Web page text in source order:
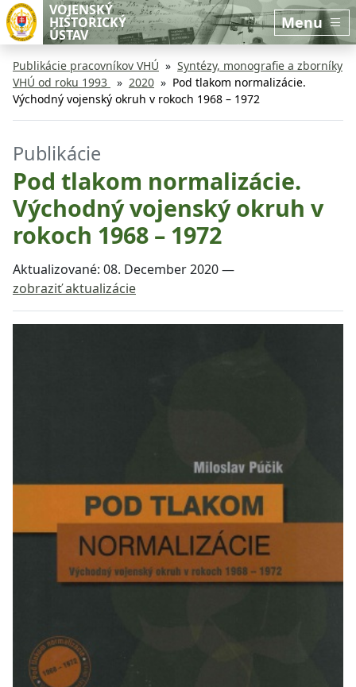
Preskočiť na hlavný obsah
Preskočiť na bočnú lištu
VOJENSKÝ
HISTORICKÝ
ÚSTAV
Menu
Publikácie pracovníkov VHÚ
Syntézy, monografie a zborníky
VHÚ od roku 1993
2020
Pod tlakom normalizácie.
Východný vojenský okruh v rokoch 1968 – 1972
Publikácie
Pod tlakom normalizácie.
Východný vojenský okruh v
rokoch 1968 – 1972
Aktualizované: 08. December 2020—
zobraziť aktualizácie